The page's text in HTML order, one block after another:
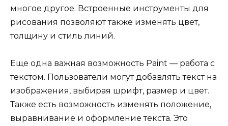
многое другое. Встроенные инструменты для
рисования позволяют также изменять цвет,
толщину и стиль линий.
Еще одна важная возможность Paint — работа с
текстом. Пользователи могут добавлять текст на
изображения, выбирая шрифт, размер и цвет.
Также есть возможность изменять положение,
выравнивание и оформление текста. Это